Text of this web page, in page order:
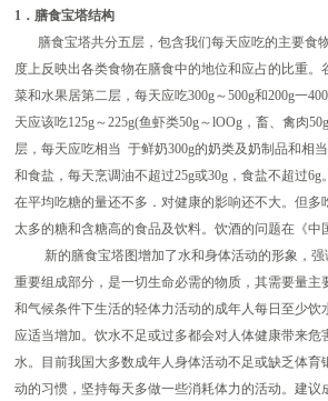
1．膳食宝塔结构
膳食宝塔共分五层，包含我们每天应吃的主要食
度上反映出各类食物在膳食中的地位和应占的比重
菜和水果居第二层，每天应吃300g～500g和200g一
天应该吃125g～225g(鱼虾类50g～lOOg，畜、禽肉
层，每天应吃相当 于鲜奶300g的奶类及奶制品和相
和食盐，每天烹调油不超过25g或30g，食盐不超过
在平均吃糖的量还不多．对健康的影响还不大。但
太多的糖和含糖高的食品及饮料。饮酒的问题在《中
新的膳食宝塔图增加了水和身体活动的形象，强
重要组成部分，是一切生命必需的物质，其需要量
和气候条件下生活的轻体力活动的成年人每日至少饮
应适当增加。饮水不足或过多都会对人体健康带来
水。目前我国大多数成年人身体活动不足或缺乏体
动的习惯，坚持每天多做一些消耗体力的活动。建